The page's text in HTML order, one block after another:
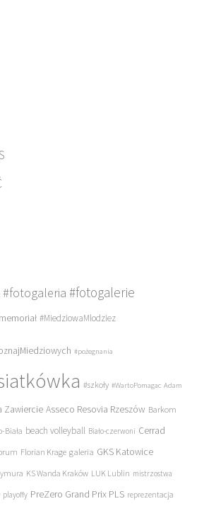
#fotogaleria #fotogalerie
#MiedziowaMlodziez
#pożegnania
#szkoły #WartoPomagac Adam
Zawiercie Asseco Resovia Rzeszów Barkom
Biała beach volleyball Biało-czerwoni Cerrad
Florian Krage galeria GKS Katowice
KS Wanda Kraków LUK Lublin mistrzostwa
playoffy PreZero Grand Prix PLS reprezentacja